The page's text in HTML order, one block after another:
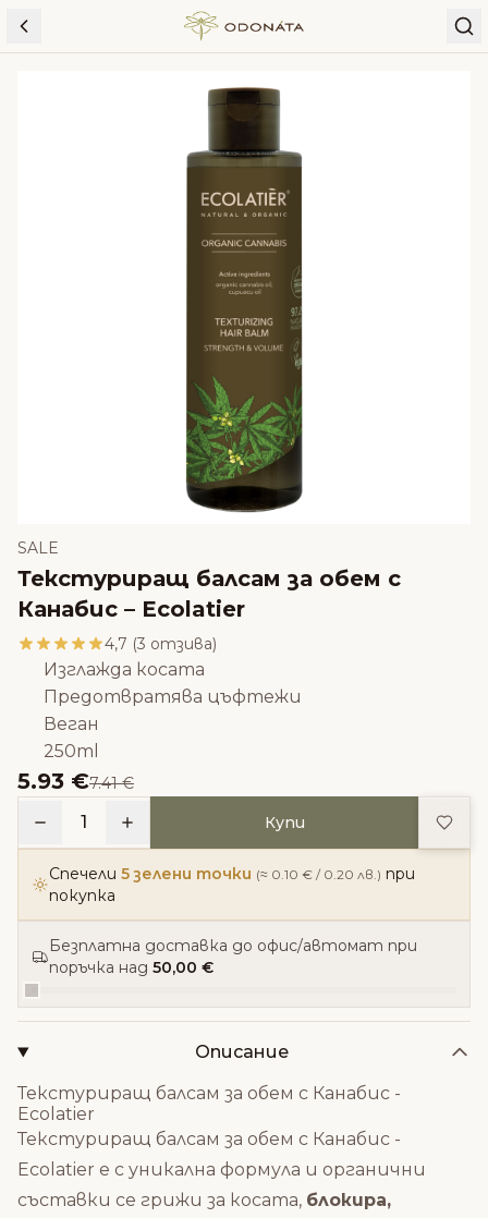
Skip to content
SALE
Текстуриращ балсам за обем с
Канабис – Ecolatier
4,7 (3 отзива)
Изглажда косата
Предотвратява цъфтежи
Веган
250ml
5.93 €7.41 €
1 Купи
Спечели 5 зелени точки (≈ 0.10 € / 0.20 лв.) при
покупка
Безплатна доставка до офис/автомат при
поръчка над 50,00 €
Описание
Текстуриращ балсам за обем с Канабис -
Ecolatier
Текстуриращ балсам за обем с Канабис -
Ecolatier е с уникална формула и органични
съставки се грижи за косата, блокира,